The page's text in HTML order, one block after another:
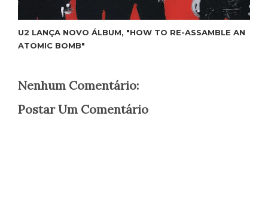
U2 LANÇA NOVO ÁLBUM, "HOW TO RE-ASSAMBLE AN
ATOMIC BOMB"
Nenhum Comentário:
Postar Um Comentário